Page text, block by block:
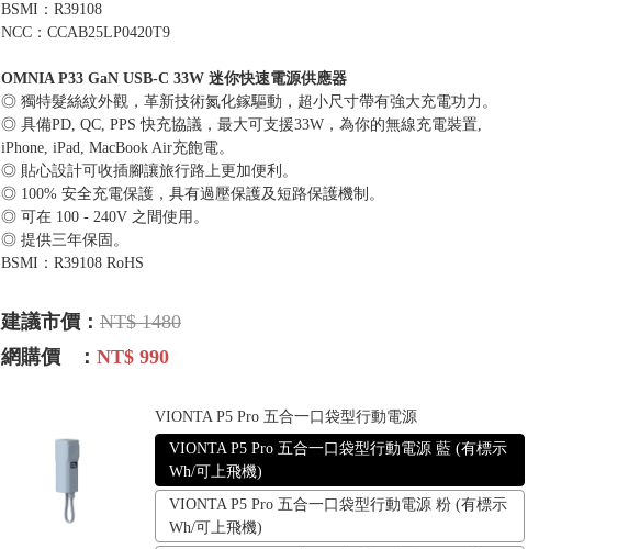
BSMI：R39108
NCC：CCAB25LP0420T9
OMNIA P33 GaN USB-C 33W 迷你快速電源供應器
◎ 獨特髮絲紋外觀，革新技術氮化鎵驅動，超小尺寸帶有強大充電功力。
◎ 具備PD, QC, PPS 快充協議，最大可支援33W，為你的無線充電裝置,
iPhone, iPad, MacBook Air充飽電。
◎ 貼心設計可收插腳讓旅行路上更加便利。
◎ 100% 安全充電保護，具有過壓保護及短路保護機制。
◎ 可在 100 - 240V 之間使用。
◎ 提供三年保固。
BSMI：R39108 RoHS
建議市價： NT$ 1480
網購價 ： NT$ 990
VIONTA P5 Pro 五合一口袋型行動電源
VIONTA P5 Pro 五合一口袋型行動電源 藍 (有標示
Wh/可上飛機)
VIONTA P5 Pro 五合一口袋型行動電源 粉 (有標示
Wh/可上飛機)